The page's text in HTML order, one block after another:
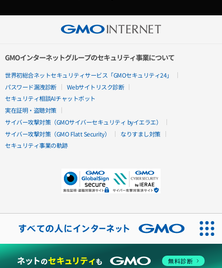
GMOインターネットグループのセキュリティ事業について
世界初総合ネットセキュリティサービス「GMOセキュリティ24」
パスワード漏洩診断
Webサイトリスク診断
セキュリティ相談AIチャットボット
実在証明・盗聴対策
サイバー攻撃対策（GMOサイバーセキュリティ byイエラエ）
サイバー攻撃対策（GMO Flatt Security）
なりすまし対策
セキュリティ事業の軌跡
無料診断